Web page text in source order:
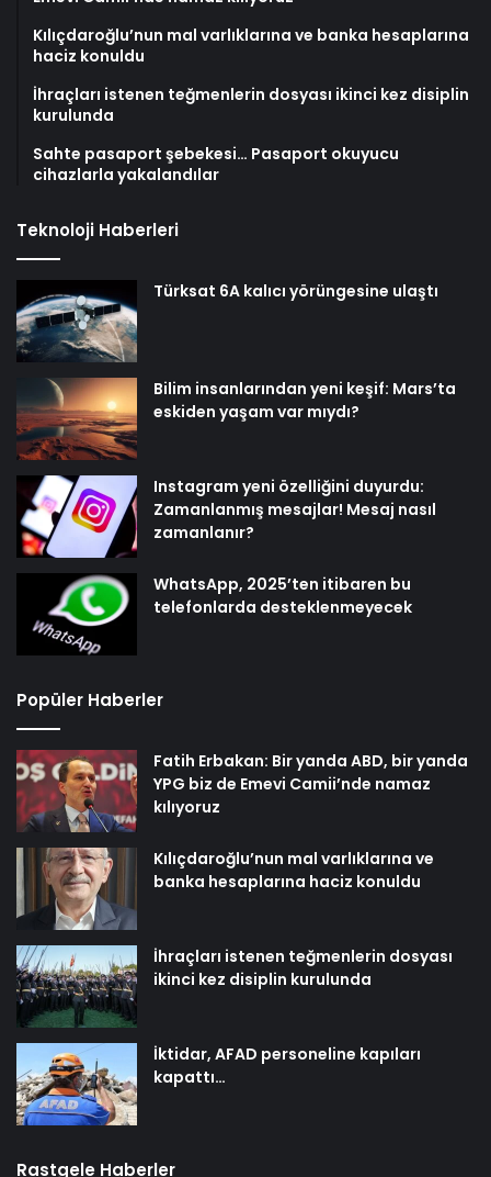
Kılıçdaroğlu’nun mal varlıklarına ve banka hesaplarına
haciz konuldu
İhraçları istenen teğmenlerin dosyası ikinci kez disiplin
kurulunda
Sahte pasaport şebekesi… Pasaport okuyucu
cihazlarla yakalandılar
Teknoloji Haberleri
Türksat 6A kalıcı yörüngesine ulaştı
Bilim insanlarından yeni keşif: Mars’ta
eskiden yaşam var mıydı?
Instagram yeni özelliğini duyurdu:
Zamanlanmış mesajlar! Mesaj nasıl
zamanlanır?
WhatsApp, 2025’ten itibaren bu
telefonlarda desteklenmeyecek
Popüler Haberler
Fatih Erbakan: Bir yanda ABD, bir yanda
YPG biz de Emevi Camii’nde namaz
kılıyoruz
Kılıçdaroğlu’nun mal varlıklarına ve
banka hesaplarına haciz konuldu
İhraçları istenen teğmenlerin dosyası
ikinci kez disiplin kurulunda
İktidar, AFAD personeline kapıları
kapattı…
Rastgele Haberler